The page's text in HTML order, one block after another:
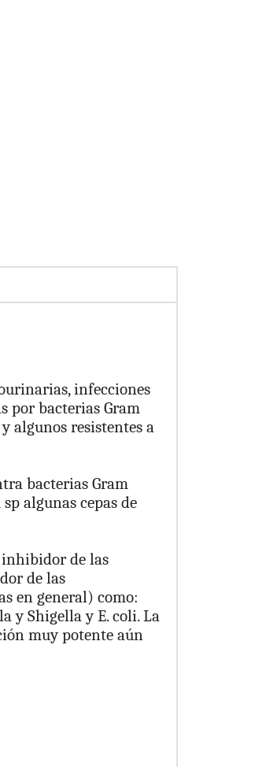
infecciones
por bacterias Gram
algunos resistentes a
bacterias Gram
algunas cepas de
inhibidor de las
de las
en general) como:
y Shigella y E. coli. La
muy potente aún